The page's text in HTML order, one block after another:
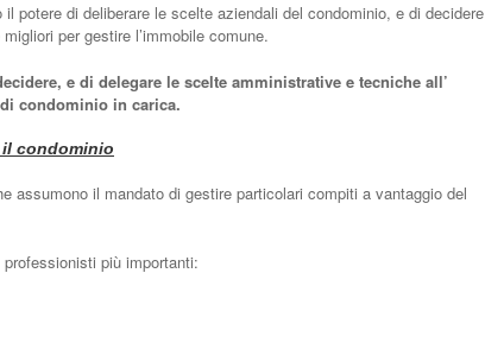
potere di deliberare le scelte aziendali del condominio, e di decidere
per gestire l’immobile comune.
e di delegare le scelte amministrative e tecniche all’
condominio in carica.
condominio
assumono il mandato di gestire particolari compiti a vantaggio del
più importanti: